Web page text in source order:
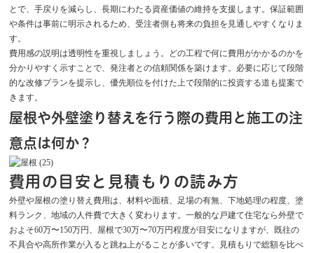
とで、手戻りを減らし、長期にわたる資産価値の維持を支援します。保証範囲
や条件は事前に明示されるため、受注者側も将来の負担を見通しやすくなりま
す。
費用感の説明は透明性を重視しましょう。どの工程で何に費用がかかるのかを
分かりやすく示すことで、発注者との信頼関係を築けます。必要に応じて段階
的な改修プランを提示し、優先順位を付けた上で段階的に投資する道も提案で
きます。
屋根や外壁塗り替えを行う際の費用と施工の注
意点は何か？
費用の目安と見積もりの読み方
外壁や屋根の塗り替え費用は、材料や面積、足場の有無、下地処理の程度、塗
料ランク、地域の人件費で大きく変わります。一般的な戸建て住宅なら外壁で
およそ60万〜150万円、屋根で30万〜70万円程度が目安になりますが、既往の
不具合や高所作業が入ると跳ね上がることが多いです。見積もりで総額を比べ